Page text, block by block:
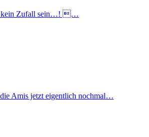
kein Zufall sein…! …
Amis jetzt eigentlich nochmal…